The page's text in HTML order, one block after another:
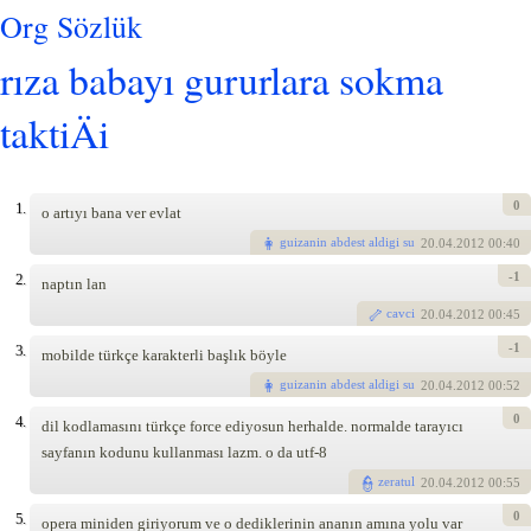
Org Sözlük
rıza babayı gururlara sokma
taktiÄi
1. o artıyı bana ver evlat
guizanin abdest aldigi su 20.04.2012 00:40
0
2. naptın lan
cavci 20.04.2012 00:45
-1
3. mobilde türkçe karakterli başlık böyle
guizanin abdest aldigi su 20.04.2012 00:52
-1
4.
dil kodlamasını türkçe force ediyosun herhalde. normalde tarayıcı
sayfanın kodunu kullanması lazm. o da utf-8
zeratul 20.04.2012 00:55
0
5. opera miniden giriyorum ve o dediklerinin ananın amına yolu var 0